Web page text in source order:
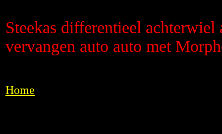
Steekas differentieel achterwiel
vervangen auto auto met
Home